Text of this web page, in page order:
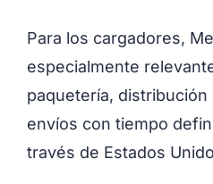
Para los cargadores,
especialmente
paquetería,
envíos con tiempo
través de Estados